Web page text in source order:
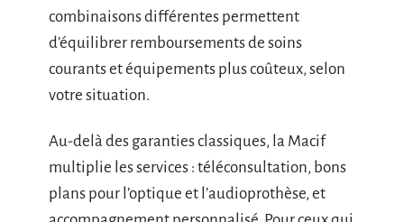
combinaisons différentes permettent
d’équilibrer remboursements de soins
courants et équipements plus coûteux, selon
votre situation.
Au-delà des garanties classiques, la Macif
multiplie les services : téléconsultation, bons
plans pour l’optique et l’audioprothèse, et